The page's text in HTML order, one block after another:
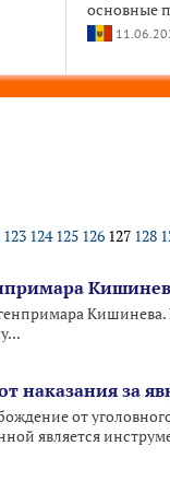
основные
123 124 125 126 127 128
Кишинева.
наказания за
от
является